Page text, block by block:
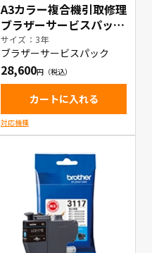
A3カラー複合機引取修理
ブラザーサービスパック
3年
サイズ：3年
ブラザーサービスパック
28,600
カートに入れる
対応機種